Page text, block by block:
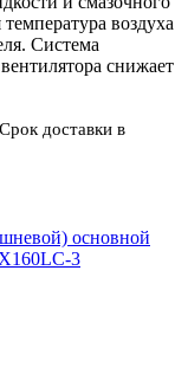
воздуха
Система
снижает
Срок доставки в